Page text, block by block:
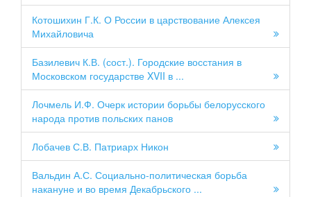
Котошихин Г.К. О России в царствование Алексея
Михайловича
Базилевич К.В. (сост.). Городские восстания в
Московском государстве XVII в ...
Лочмель И.Ф. Очерк истории борьбы белорусского
народа против польских панов
Лобачев С.В. Патриарх Никон
Вальдин А.С. Социально-политическая борьба
накануне и во время Декабрьского ...